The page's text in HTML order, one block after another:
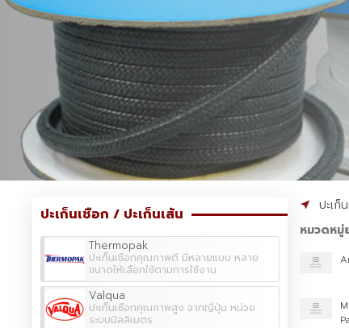
ปะเก็นเชือก / ปะเก็นเส้น
Thermopak
ปะเก็นเชือกคุณภาพดี มีหลายแบบ หลาย
ขนาดให้เลือกใช้ตามการใช้งาน
Valqua
ปะเก็นเชือกคุณภาพสูง จากญี่ปุ่น หน่วย
ระบบมิลลิเมตร
ปะเก็
หมวดหมู่